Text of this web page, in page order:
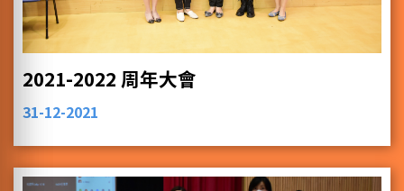
2021-2022 周年大會
31-12-2021